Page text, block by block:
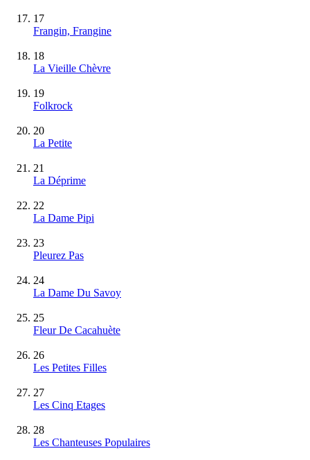
17
Frangin, Frangine
18
La Vieille Chèvre
19
Folkrock
20
La Petite
21
La Déprime
22
La Dame Pipi
23
Pleurez Pas
24
La Dame Du Savoy
25
Fleur De Cacahuète
26
Les Petites Filles
27
Les Cinq Etages
28
Les Chanteuses Populaires